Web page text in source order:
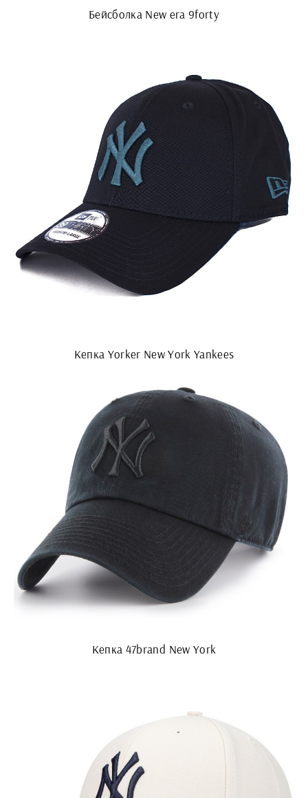
Бейсболка New era 9forty
Кепка Yorker New York Yankees
Кепка 47brand New York